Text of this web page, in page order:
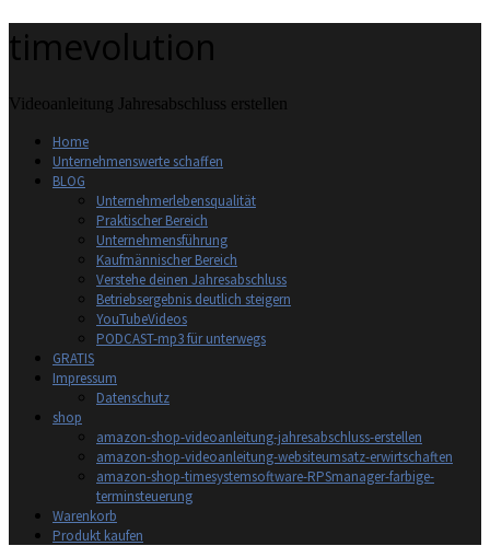
timevolution
Videoanleitung Jahresabschluss erstellen
Home
Unternehmenswerte schaffen
BLOG
Unternehmerlebensqualität
Praktischer Bereich
Unternehmensführung
Kaufmännischer Bereich
Verstehe deinen Jahresabschluss
Betriebsergebnis deutlich steigern
YouTubeVideos
PODCAST-mp3 für unterwegs
GRATIS
Impressum
Datenschutz
shop
amazon-shop-videoanleitung-jahresabschluss-erstellen
amazon-shop-videoanleitung-websiteumsatz-erwirtschaften
amazon-shop-timesystemsoftware-RPSmanager-farbige-
terminsteuerung
Warenkorb
Produkt kaufen